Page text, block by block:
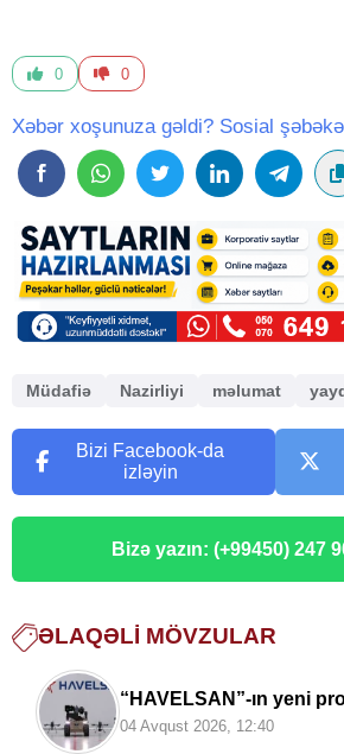
0 0
Xəbər xoşunuza gəldi? Sosial
Müdafiə Nazirliyi məlumat
Bizi Facebook-da
izləyin
Bizə yazın: (+99450) 247
ƏLAQƏLI MÖVZULAR
“HAVELSAN”-ın yeni
Azərbaycan HHQ-yə nə
Hərbi ekspertdən
04 Avqust 2026, 12:40